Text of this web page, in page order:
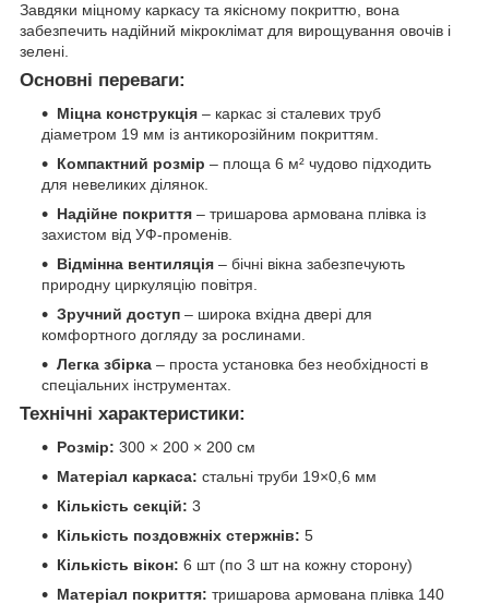
Завдяки міцному каркасу та якісному покриттю, вона
забезпечить надійний мікроклімат для вирощування овочів і
зелені.
Основні переваги:
Міцна конструкція – каркас зі сталевих труб
діаметром 19 мм із антикорозійним покриттям.
Компактний розмір – площа 6 м² чудово підходить
для невеликих ділянок.
Надійне покриття – тришарова армована плівка із
захистом від УФ-променів.
Відмінна вентиляція – бічні вікна забезпечують
природну циркуляцію повітря.
Зручний доступ – широка вхідна двері для
комфортного догляду за рослинами.
Легка збірка – проста установка без необхідності в
спеціальних інструментах.
Технічні характеристики:
Розмір: 300 × 200 × 200 см
Матеріал каркаса: стальні труби 19×0,6 мм
Кількість секцій: 3
Кількість поздовжніх стержнів: 5
Кількість вікон: 6 шт (по 3 шт на кожну сторону)
Матеріал покриття: тришарова армована плівка 140